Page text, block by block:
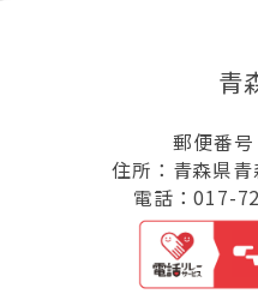
青
郵便番
住所：青森県
電話：017-